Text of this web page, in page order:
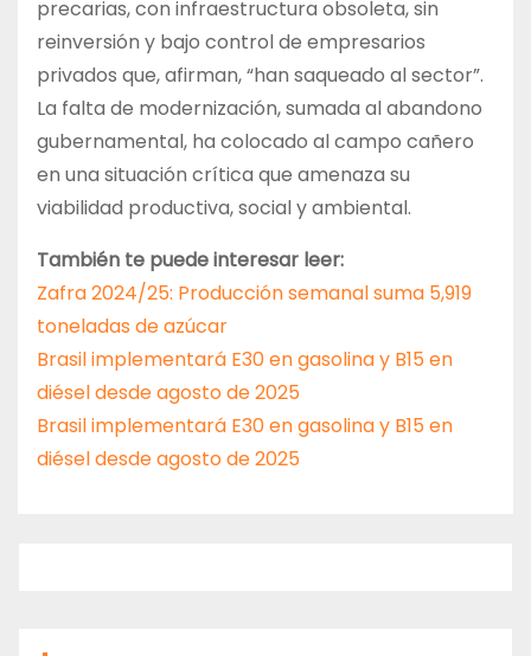
precarias, con infraestructura obsoleta, sin
reinversión y bajo control de empresarios
privados que, afirman, “han saqueado al sector”.
La falta de modernización, sumada al abandono
gubernamental, ha colocado al campo cañero
en una situación crítica que amenaza su
viabilidad productiva, social y ambiental.
También te puede interesar leer:
Zafra 2024/25: Producción semanal suma 5,919
toneladas de azúcar
Brasil implementará E30 en gasolina y B15 en
diésel desde agosto de 2025
Brasil implementará E30 en gasolina y B15 en
diésel desde agosto de 2025